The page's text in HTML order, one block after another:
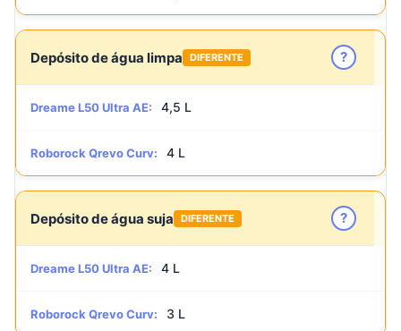
Depósito de água limpa DIFERENTE ?
Dreame L50 Ultra AE: 4,5 L
Roborock Qrevo Curv: 4 L
Depósito de água suja DIFERENTE ?
Dreame L50 Ultra AE: 4 L
Roborock Qrevo Curv: 3 L